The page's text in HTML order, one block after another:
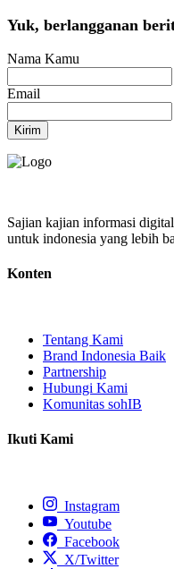
Yuk, berlangganan
Nama Kamu
Email
Kirim
Sajian kajian informasi
untuk indonesia yang lebih
Konten
Tentang Kami
Brand Indonesia Baik
Partnership
Hubungi Kami
Komunitas sohIB
Ikuti Kami
Instagram
Youtube
Facebook
X/Twitter